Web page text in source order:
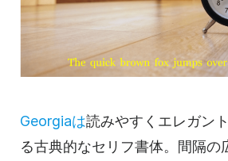
Georgiaは読みやすくエレガン
る古典的なセリフ書体。間隔の